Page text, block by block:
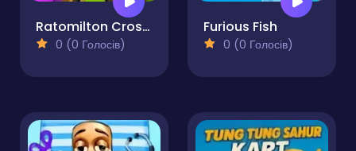
Ratomilton Crosses The Road
0 (0 Голосів)
Furious Fish
0 (0 Голосів)